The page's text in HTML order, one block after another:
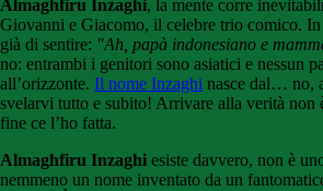
Almaghfiru Inzaghi, la mente corre
Giovanni e Giacomo, il celebre trio comico. In
già di sentire: "Ah, papà indonesiano e
no: entrambi i genitori sono asiatici e nessun
all’orizzonte. Il nome Inzaghi nasce dal… no,
svelarvi tutto e subito! Arrivare alla verità non
fine ce l’ho fatta.
Almaghfiru Inzaghi esiste davvero, non è
nemmeno un nome inventato da un